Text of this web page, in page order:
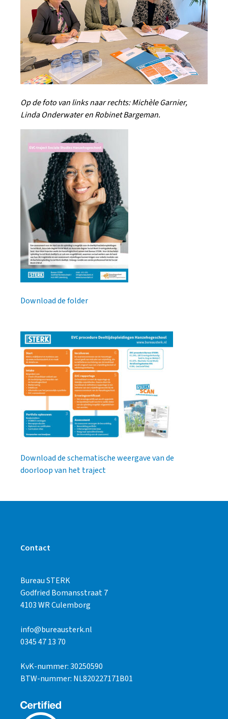
Op de foto van links naar rechts: Michèle Garnier,
Linda Onderwater en Robinet Bargeman.
Download de folder
Download de schematische weergave van de
doorloop van het traject
Contact
Bureau STERK
Godfried Bomansstraat 7
4103 WR Culemborg
info@bureausterk.nl
0345 47 13 70
KvK-nummer: 30250590
BTW-nummer: NL820227171B01